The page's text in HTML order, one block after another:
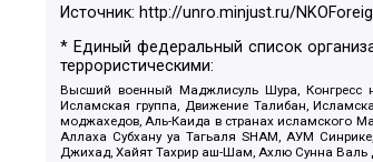
Источник: http://unro.minjust.ru/
* Единый федеральный список
террористическими:
Высший военный Маджлисуль Шура, Конгресс
Исламская группа, Движение Талибан,
моджахедов, Аль-Каида в странах исламского
Аллаха Субхану уа Тагьаля SHAM, АУМ
Джихад, Хайят Тахрир аш-Шам, Ахлю Сунна